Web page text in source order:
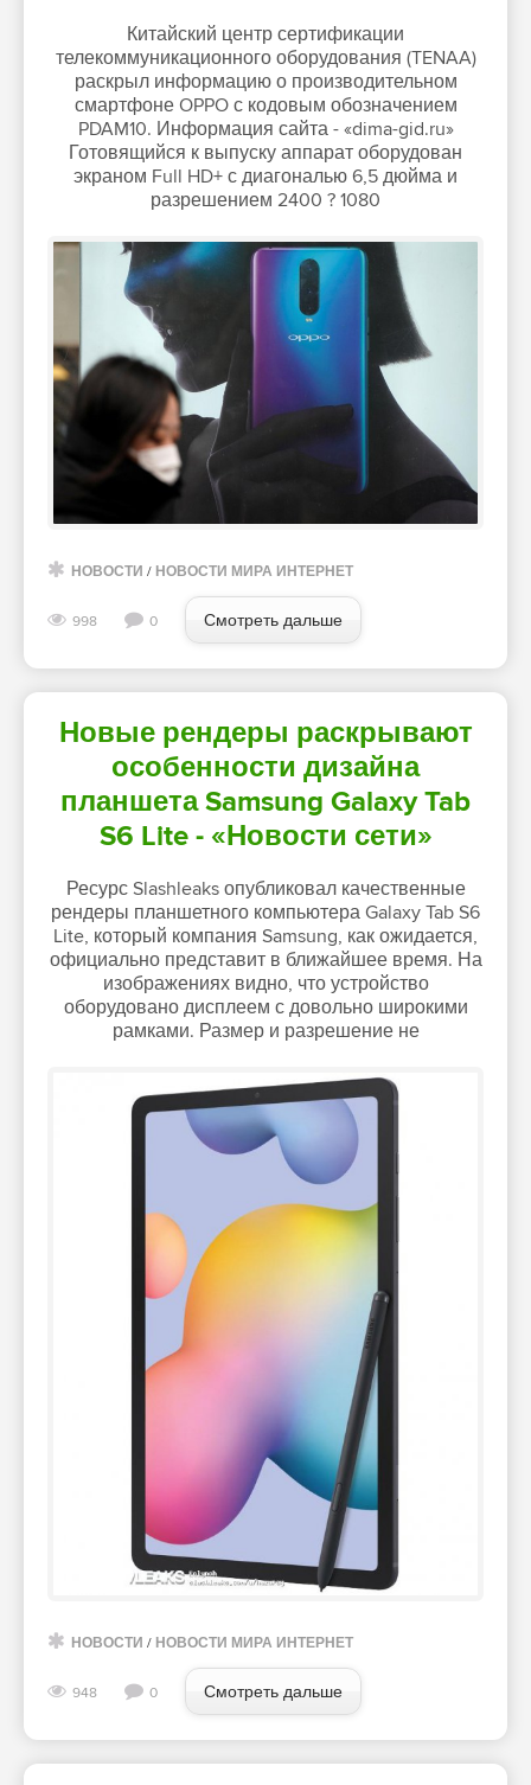
Китайский центр сертификации
телекоммуникационного оборудования (TENAA)
раскрыл информацию о производительном
смартфоне OPPO с кодовым обозначением
PDAM10. Информация сайта - «dima-gid.ru»
Готовящийся к выпуску аппарат оборудован
экраном Full HD+ с диагональю 6,5 дюйма и
разрешением 2400 ? 1080
НОВОСТИ / НОВОСТИ МИРА ИНТЕРНЕТ
998 0 Смотреть дальше
Новые рендеры раскрывают
особенности дизайна
планшета Samsung Galaxy Tab
S6 Lite - «Новости сети»
Ресурс Slashleaks опубликовал качественные
рендеры планшетного компьютера Galaxy Tab S6
Lite, который компания Samsung, как ожидается,
официально представит в ближайшее время. На
изображениях видно, что устройство
оборудовано дисплеем с довольно широкими
рамками. Размер и разрешение не
НОВОСТИ / НОВОСТИ МИРА ИНТЕРНЕТ
948 0 Смотреть дальше